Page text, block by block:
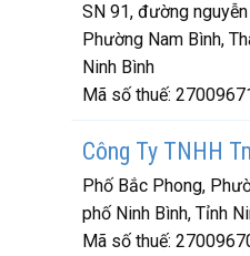
SN 91, đường
Phường Nam Bình,
Ninh Bình
Mã số thuế:
Công Ty TNHH
Phố Bắc Phong,
phố Ninh Bình, Tỉnh
Mã số thuế: